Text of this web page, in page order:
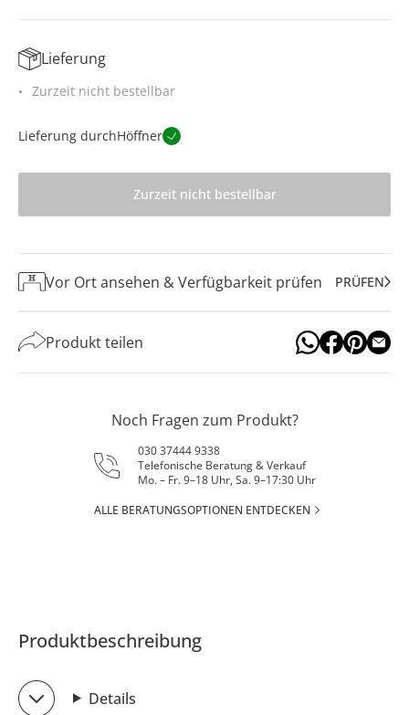
Lieferung
Zurzeit nicht bestellbar
Lieferung durchHöffner
Zurzeit nicht bestellbar
Vor Ort ansehen & Verfügbarkeit prüfen PRÜFEN
Produkt teilen
Noch Fragen zum Produkt?
030 37444 9338
Telefonische Beratung & Verkauf
Mo. – Fr. 9–18 Uhr, Sa. 9–17:30 Uhr
ALLE BERATUNGSOPTIONEN ENTDECKEN
Produktbeschreibung
Details